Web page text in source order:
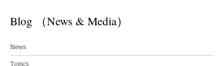
Blog （News & Media）
News
Topics